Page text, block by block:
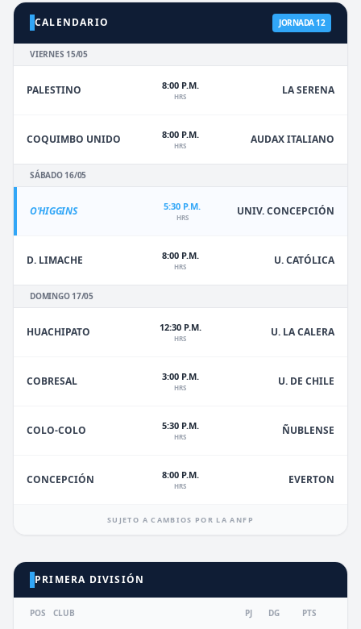
CALENDARIO JORNADA 12
VIERNES 15/05
PALESTINO 8:00 P.M.
HRS LA SERENA
COQUIMBO UNIDO 8:00 P.M.
HRS AUDAX ITALIANO
SÁBADO 16/05
O'HIGGINS 5:30 P.M.
HRS UNIV. CONCEPCIÓN
D. LIMACHE 8:00 P.M.
HRS U. CATÓLICA
DOMINGO 17/05
HUACHIPATO 12:30 P.M.
HRS U. LA CALERA
COBRESAL 3:00 P.M.
HRS U. DE CHILE
COLO-COLO 5:30 P.M.
HRS ÑUBLENSE
CONCEPCIÓN 8:00 P.M.
HRS EVERTON
SUJETO A CAMBIOS POR LA ANFP
PRIMERA DIVISIÓN
POS CLUB PJ DG PTS